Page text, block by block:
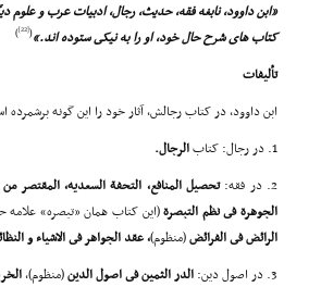
«ابن داوود، نابغه فقه، حدیث، رجال، ادبیات عرب و
کتاب هاى شرح حال خود، او را به نیکى ستوده اند.»(
[22]
)
تألیفات
ابن داوود، در کتاب رجالش، آثار خود را این گونه
1. در رجال: کتاب
الرجال.
2. در فقه:
تحصیل المنافع، التحفة السعدیه، المقتصر
الجوهرة فى نظم التبصرة(این کتاب همان «تبصره» علامه
الرائض فى الفرائض(منظوم)، عقد الجواهر فى الاشیاء و
3. در اصول دین:
الدر الثمین فى اصول الدین(منظوم)،